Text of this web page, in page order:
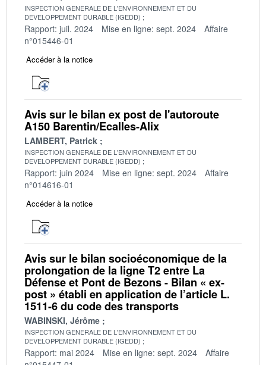
INSPECTION GENERALE DE L'ENVIRONNEMENT ET DU
DEVELOPPEMENT DURABLE (IGEDD)
Rapport: juil. 2024 Mise en ligne: sept. 2024
Affaire
n°015446-01
Accéder à la notice
Avis sur le bilan ex post de l'autoroute
A150 Barentin/Ecalles-Alix
LAMBERT, Patrick
INSPECTION GENERALE DE L'ENVIRONNEMENT ET DU
DEVELOPPEMENT DURABLE (IGEDD)
Rapport: juin 2024 Mise en ligne: sept. 2024
Affaire
n°014616-01
Accéder à la notice
Avis sur le bilan socioéconomique de la
prolongation de la ligne T2 entre La
Défense et Pont de Bezons - Bilan « ex-
post » établi en application de l’article L.
1511-6 du code des transports
WABINSKI, Jérôme
INSPECTION GENERALE DE L'ENVIRONNEMENT ET DU
DEVELOPPEMENT DURABLE (IGEDD)
Rapport: mai 2024 Mise en ligne: sept. 2024
Affaire